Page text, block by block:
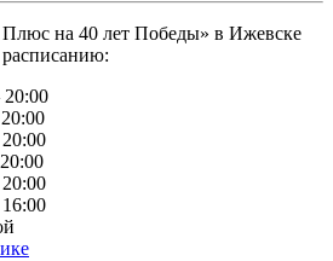
на 40 лет Победы» в Ижевске
расписанию:
20:00
20:00
20:00
20:00
20:00
16:00